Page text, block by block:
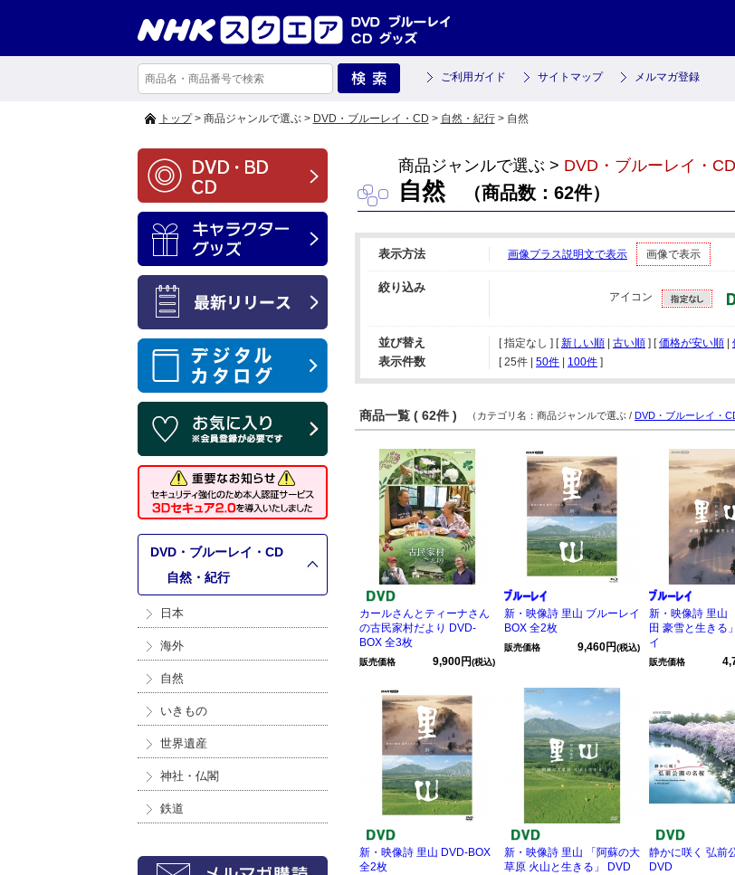
ご利用ガイド サイトマップ メルマガ登録
トップ> 商品ジャンルで選ぶ > DVD・ブルーレイ・CD > 自然・紀行> 自然
DVD・ブルーレイ・CD
自然・紀行
日本
海外
自然
いきもの
世界遺産
神社・仏閣
鉄道
商品ジャンルで選ぶ > DVD・ブルーレイ・CD
自然（商品数：62件）
表示方法 画像プラス説明文で表示 画像で表示
絞り込み
アイコン
並び替え [ 指定なし ] [新しい順 古い順 ] [価格が安い順
表示件数 [ 25件 50件 100件 ]
商品一覧 ( 62件 ) （カテゴリ名：商品ジャンルで選ぶ / DVD・ブルーレイ・
カールさんとティーナさん
の古民家村だより DVD-
BOX 全3枚
販売価格 9,900円(税込)
新・映像詩 里山 ブルーレイ
BOX 全2枚
販売価格 9,460円(税込)
新・映像詩 里山
田 豪雪と生きる
イ
販売価格
新・映像詩 里山 DVD-BOX
全2枚
新・映像詩 里山 「阿蘇の大
草原 火山と生きる」 DVD
静かに咲く 弘前
DVD